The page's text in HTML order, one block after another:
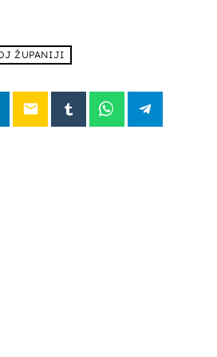
ŽUPANIJI
email